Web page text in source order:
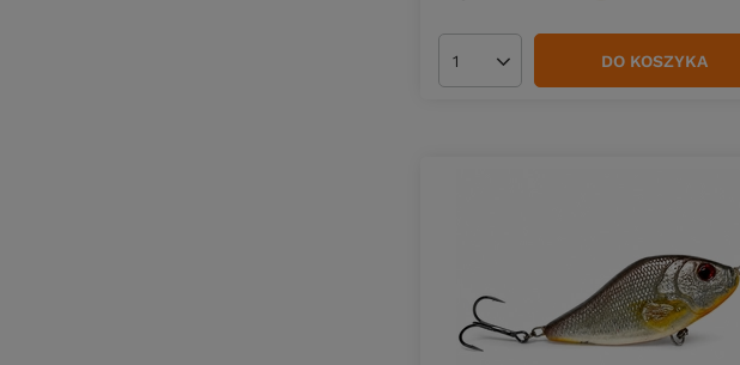
Ilość produktów DO KOSZYKA